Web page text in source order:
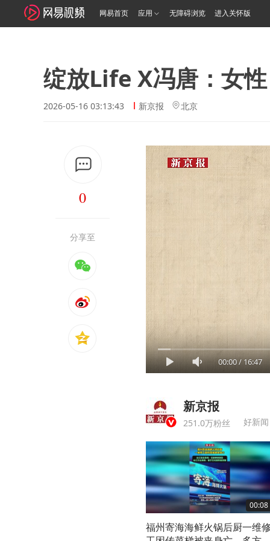
网易首页 应用 无障碍浏览 进入关怀版
绽放Life X冯唐：女
2026-05-16 03:13:43 新京报 北京
0
分享至
00:00/16:47
新京报
251.0万粉丝 好新
00:08
福州寄海海鲜火锅后厨一维